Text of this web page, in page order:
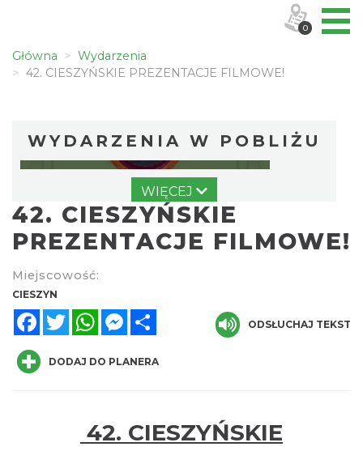
Główna
Wydarzenia
42. CIESZYŃSKIE PREZENTACJE FILMOWE!
WYDARZENIA W POBLIŻU
Cieszyn
WIĘCEJ
42. CIESZYŃSKIE
PREZENTACJE FILMOWE!
Miejscowość:
CIESZYN
FacebookTwitterWhatsAppMessenger
ODSŁUCHAJ TEKST
DODAJ DO PLANERA
42. CIESZYŃSKIE
0